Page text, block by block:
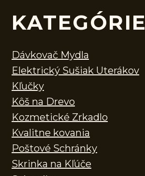
KATEGÓRIE
Dávkovač Mydla
Elektrický Sušiak Uterákov
Kľučky
Kôš na Drevo
Kozmetické Zrkadlo
Kvalitne kovania
Poštové Schránky
Skrinka na Kľúče